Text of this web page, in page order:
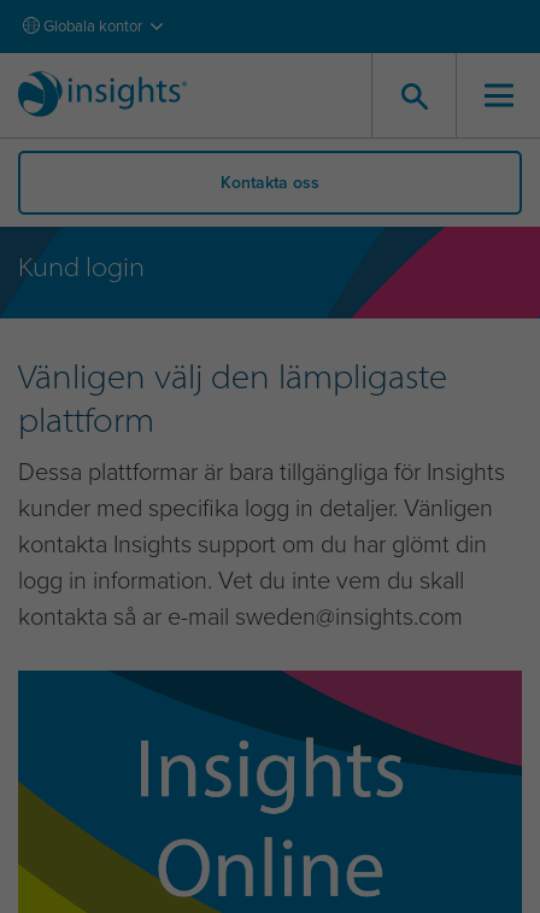
Globala kontor
Kontakta oss
Kund login
Vänligen välj den lämpligaste
plattform
Dessa plattformar är bara tillgängliga för Insights
kunder med specifika logg in detaljer. Vänligen
kontakta Insights support om du har glömt din
logg in information. Vet du inte vem du skall
kontakta så ar e-mail sweden@insights.com